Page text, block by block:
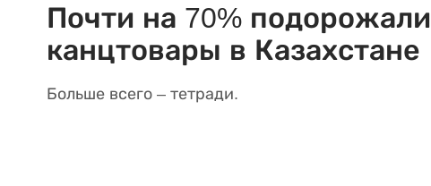
Почти на 70% подорожали
канцтовары в Казахстане
Больше всего – тетради.